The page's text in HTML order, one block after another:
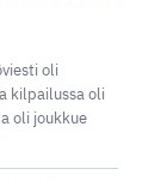
oli
kilpailussa oli
oli joukkue